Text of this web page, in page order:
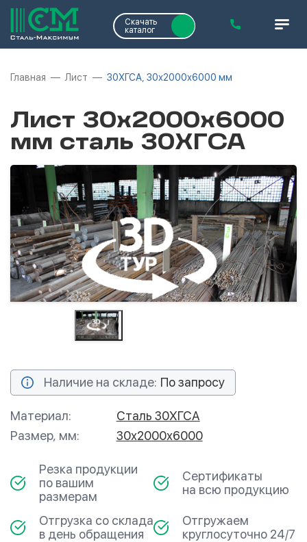
Скачать
каталог
Главная Лист 30ХГСА, 30х2000х6000 мм
Лист 30х2000х6000
мм сталь 30ХГСА
Наличие на складе: По запросу
Материал:
Сталь 30ХГСА
Размер, мм:
30х2000х6000
Резка продукции
по вашим
размерам
Сертификаты
на всю продукцию
Отгрузка со склада
в день обращения
Отгружаем
круглосуточно 24/7